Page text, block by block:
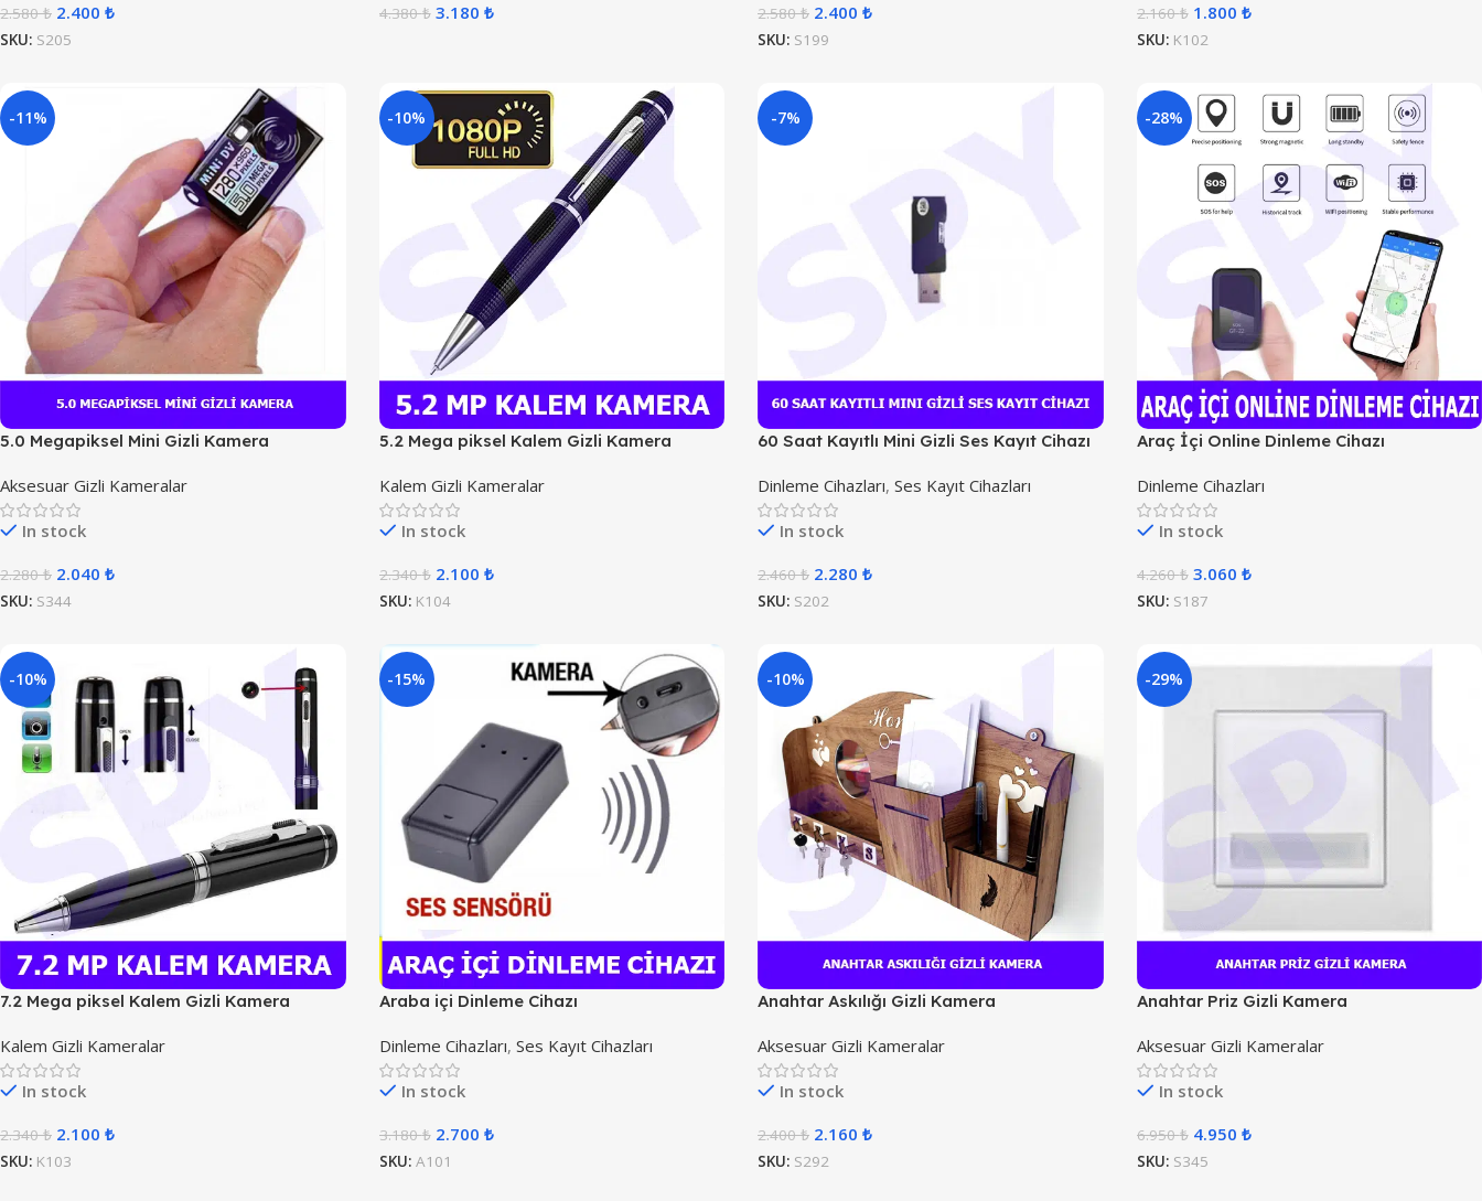
2.580₺ 2.400 ₺
SKU: S205
4.380₺ 3.180 ₺ 2.580₺ 2.400 ₺
SKU: S199
2.160₺ 1.800 ₺
SKU: K102
-11%
5.0 Megapiksel Mini Gizli Kamera
Aksesuar Gizli Kameralar
In stock
2.280₺ 2.040 ₺
SKU: S344
-10%
5.2 Mega piksel Kalem Gizli Kamera
Kalem Gizli Kameralar
In stock
2.340₺ 2.100 ₺
SKU: K104
-7%
60 Saat Kayıtlı Mini Gizli Ses Kayıt Cihazı
Dinleme Cihazları, Ses Kayıt Cihazları
In stock
2.460₺ 2.280 ₺
SKU: S202
-28%
Araç İçi Online Dinleme Cihazı
Dinleme Cihazları
In stock
4.260₺ 3.060 ₺
SKU: S187
-10%
7.2 Mega piksel Kalem Gizli Kamera
Kalem Gizli Kameralar
In stock
2.340₺ 2.100 ₺
SKU: K103
-15%
Araba içi Dinleme Cihazı
Dinleme Cihazları, Ses Kayıt Cihazları
In stock
3.180₺ 2.700 ₺
SKU: A101
-10%
Anahtar Askılığı Gizli Kamera
Aksesuar Gizli Kameralar
In stock
2.400₺ 2.160 ₺
SKU: S292
-29%
Anahtar Priz Gizli Kamera
Aksesuar Gizli Kameralar
In stock
6.950₺ 4.950 ₺
SKU: S345